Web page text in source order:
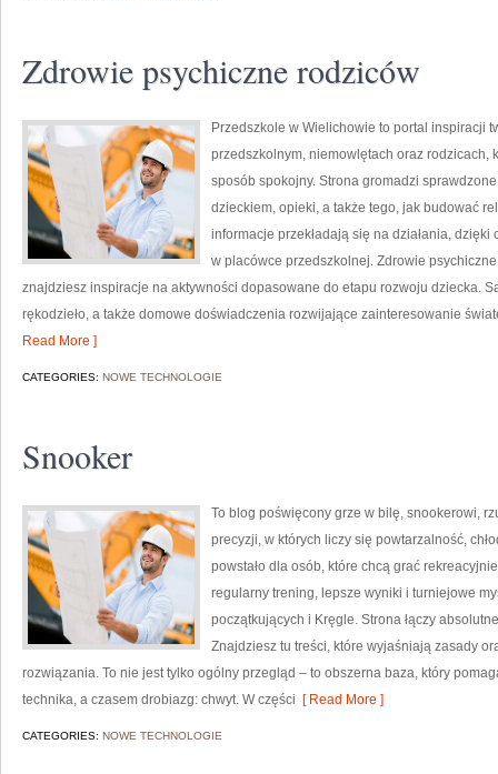
Zdrowie psychiczne rodziców
Przedszkole w Wielichowie to portal inspiracji
przedszkolnym, niemowlętach oraz rodzicach,
sposób spokojny. Strona gromadzi
dzieckiem, opieki, a także tego, jak budować
informacje przekładają się na działania,
w placówce przedszkolnej. Zdrowie
znajdziesz inspiracje na aktywności dopasowane do etapu rozwoju dziecka.
rękodzieło, a także domowe doświadczenia rozwijające zainteresowanie
Read More ]
CATEGORIES: NOWE TECHNOLOGIE
Snooker
To blog poświęcony grze w bilę, snookerowi,
precyzji, w których liczy się powtarzalność,
powstało dla osób, które chcą grać
regularny trening, lepsze wyniki i turniejowe
początkujących i Kręgle. Strona łączy
Znajdziesz tu treści, które wyjaśniają zasady
rozwiązania. To nie jest tylko ogólny przegląd – to obszerna baza, który
technika, a czasem drobiazg: chwyt. W części [ Read More ]
CATEGORIES: NOWE TECHNOLOGIE